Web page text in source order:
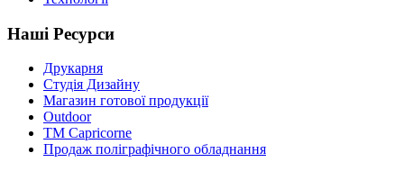
Наші Ресурси
Друкарня
Студія Дизайну
Магазин готової продукції
Outdoor
TM Capricorne
Продаж поліграфічного обладнання